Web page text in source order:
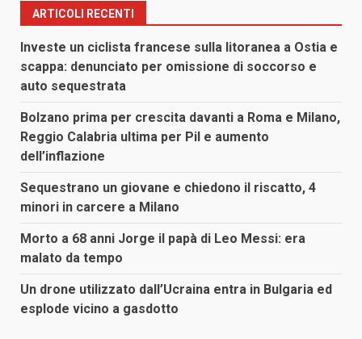
ARTICOLI RECENTI
Investe un ciclista francese sulla litoranea a Ostia e
scappa: denunciato per omissione di soccorso e
auto sequestrata
Bolzano prima per crescita davanti a Roma e Milano,
Reggio Calabria ultima per Pil e aumento
dell’inflazione
Sequestrano un giovane e chiedono il riscatto, 4
minori in carcere a Milano
Morto a 68 anni Jorge il papà di Leo Messi: era
malato da tempo
Un drone utilizzato dall’Ucraina entra in Bulgaria ed
esplode vicino a gasdotto